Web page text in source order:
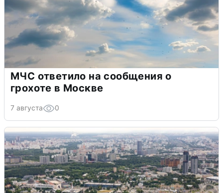
МЧС ответило на сообщения о
грохоте в Москве
7 августа 0